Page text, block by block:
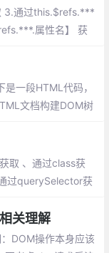
3.通过this.$refs.***
属性名】 获
一段HTML代码，
文档构建DOM树
取 、通过class获
过querySelector获
关理解
DOM操作本身应该